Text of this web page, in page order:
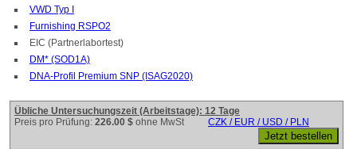
VWD Typ I
Furnishing RSPO2
EIC (Partnerlabortest)
DM* (SOD1A)
DNA-Profil Premium SNP (ISAG2020)
Übliche Untersuchungszeit (Arbeitstage): 12 Tage
Preis pro Prüfung: 226.00 $ ohne MwSt CZK / EUR / USD / PLN